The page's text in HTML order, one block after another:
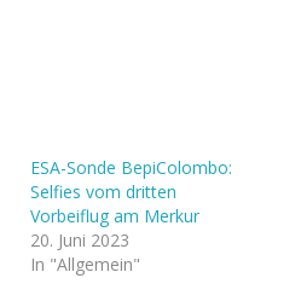
ESA-Sonde BepiColombo:
Selfies vom dritten
Vorbeiflug am Merkur
20. Juni 2023
In "Allgemein"